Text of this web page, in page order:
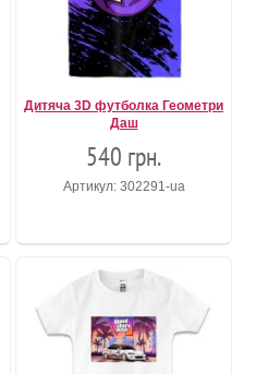
Дитяча 3D футболка Геометри
Даш
540 грн.
Артикул: 302291-ua